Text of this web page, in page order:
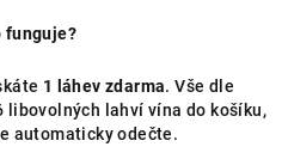
funguje?
1 láhev zdarma. Vše dle
lahví vína do košíku,
automaticky odečte.